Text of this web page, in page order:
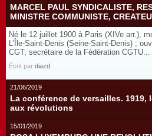
MARCEL PAUL SYNDICALISTE,
MINISTRE COMMUNISTE,
Né le 12 juillet 1900 à Paris (XIVe arr.),
L’Île-Saint-Denis (Seine-Saint-Denis) ;
CGT, secrétaire de la Fédération CGTU...
Écrit par diazd
21/06/2019
La conférence de versailles. 1919,
aux révolutions
15/01/2019